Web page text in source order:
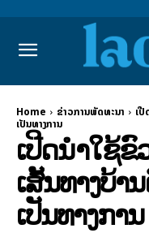
Home ຂ່າວການພັດທະນາ
ເປີ
ເປັນທາງການ
ເປີດນຳໃຊ້ຂົ
ເສັ້ນທາງບ້າ
ເປັນທາງການ